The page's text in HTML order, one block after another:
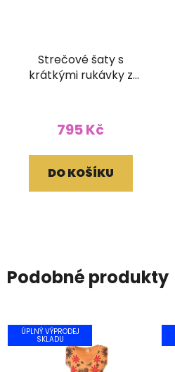
Strečové šaty s
krátkými rukávky z
795 Kč
DO KOŠÍKU
Podobné produkty
ÚPLNÝ VÝPRODEJ
SKLADU